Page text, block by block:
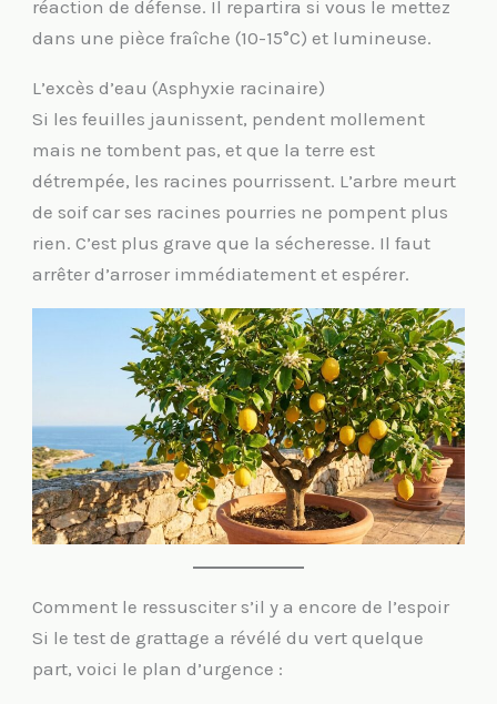
réaction de défense. Il repartira si vous le mettez
dans une pièce fraîche (10-15°C) et lumineuse.
L’excès d’eau (Asphyxie racinaire)
Si les feuilles jaunissent, pendent mollement
mais ne tombent pas, et que la terre est
détrempée, les racines pourrissent. L’arbre meurt
de soif car ses racines pourries ne pompent plus
rien. C’est plus grave que la sécheresse. Il faut
arrêter d’arroser immédiatement et espérer.
Comment le ressusciter s’il y a encore de l’espoir
Si le test de grattage a révélé du vert quelque
part, voici le plan d’urgence :